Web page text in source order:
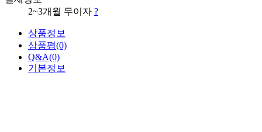
2~3개월 무이자 ?
상품정보
상품평(0)
Q&A(0)
기본정보